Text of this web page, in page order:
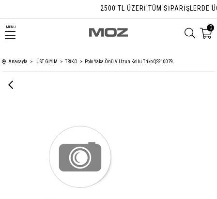
2500 TL ÜZERI TÜM SIPARIŞLERDE
MENU 0
Anasayfa ÜST GİYİM TRİKO Polo Yaka Önü V Uzun Kollu Triko QS210079